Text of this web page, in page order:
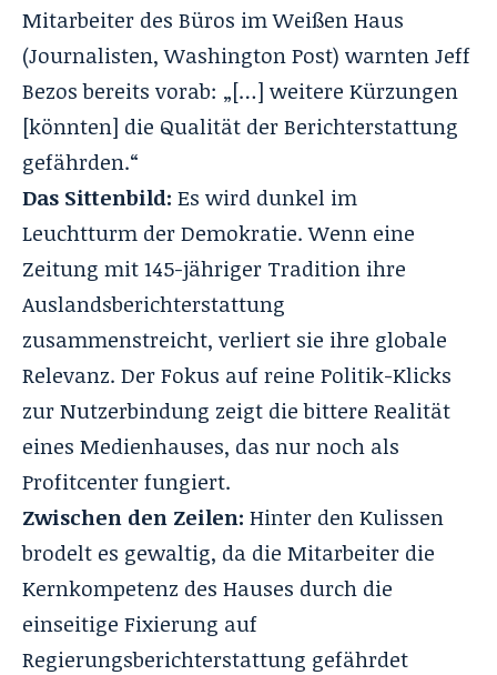
Mitarbeiter des Büros im Weißen Haus
(Journalisten, Washington Post) warnten Jeff
Bezos bereits vorab: „[…] weitere Kürzungen
[könnten] die Qualität der Berichterstattung
gefährden.“
Das Sittenbild: Es wird dunkel im
Leuchtturm der Demokratie. Wenn eine
Zeitung mit 145-jähriger Tradition ihre
Auslandsberichterstattung
zusammenstreicht, verliert sie ihre globale
Relevanz. Der Fokus auf reine Politik-Klicks
zur Nutzerbindung zeigt die bittere Realität
eines Medienhauses, das nur noch als
Profitcenter fungiert.
Zwischen den Zeilen: Hinter den Kulissen
brodelt es gewaltig, da die Mitarbeiter die
Kernkompetenz des Hauses durch die
einseitige Fixierung auf
Regierungsberichterstattung gefährdet